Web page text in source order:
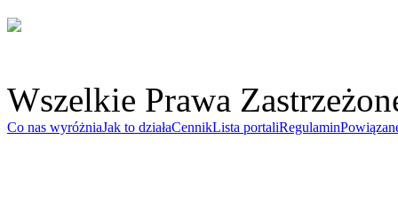
Wszelkie Prawa
Co nas wyróżniaJak to działaCennikLista portaliRegulamin